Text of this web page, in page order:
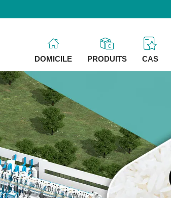
DOMICILE PRODUITS CAS